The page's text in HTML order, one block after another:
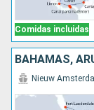
Comidas incluidas
Nieuw